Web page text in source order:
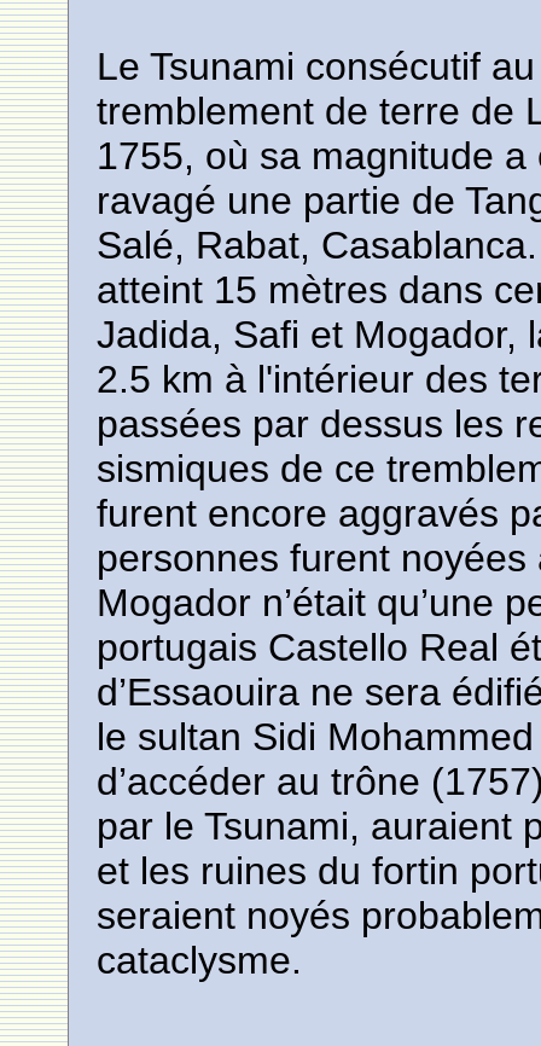
Le Tsunami consécutif
tremblement de terre de
1755, où sa magnitude
ravagé une partie de
Salé, Rabat,
atteint 15 mètres dans
Jadida, Safi et Mogador,
2.5 km à l'intérieur des
passées par dessus les
sismiques de ce
furent encore aggravés
personnes furent
Mogador n’était qu’une
portugais Castello Real
d’Essaouira ne sera
le sultan Sidi
d’accéder au trône
par le Tsunami, auraient
et les ruines du fortin
seraient noyés
cataclysme.